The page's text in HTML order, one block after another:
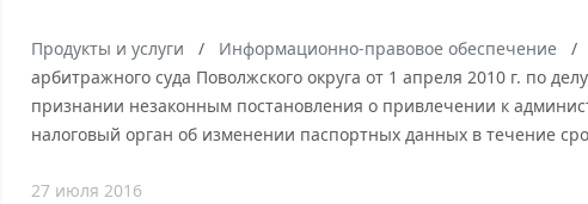
Продукты и услуги Информационно-правовое обеспечение
арбитражного суда Поволжского округа от 1 апреля 2010 г. по
признании незаконным постановления о привлечении к
налоговый орган об изменении паспортных данных в течение
27 июля 2016